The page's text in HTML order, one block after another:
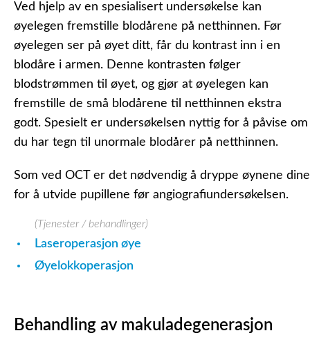
Ved hjelp av en spesialisert undersøkelse kan
øyelegen fremstille blodårene på netthinnen. Før
øyelegen ser på øyet ditt, får du kontrast inn i en
blodåre i armen. Denne kontrasten følger
blodstrømmen til øyet, og gjør at øyelegen kan
fremstille de små blodårene til netthinnen ekstra
godt. Spesielt er undersøkelsen nyttig for å påvise om
du har tegn til unormale blodårer på netthinnen.
Som ved OCT er det nødvendig å dryppe øynene dine
for å utvide pupillene før angiografiundersøkelsen.
(Tjenester / behandlinger)
Laseroperasjon øye
Øyelokkoperasjon
Behandling av makuladegenerasjon